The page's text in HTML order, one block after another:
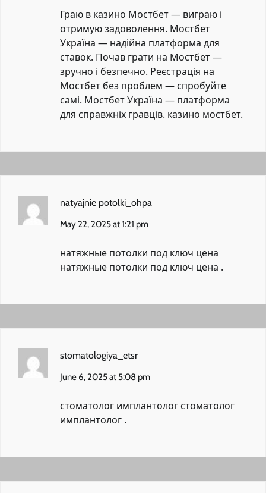
Граю в казино Мостбет — виграю і
отримую задоволення. Мостбет
Україна — надійна платформа для
ставок. Почав грати на Мостбет —
зручно і безпечно. Реєстрація на
Мостбет без проблем — спробуйте
самі. Мостбет Україна — платформа
для справжніх гравців. казино мостбет.
natyajnie potolki_ohpa
May 22, 2025 at 1:21 pm
натяжные потолки под ключ цена
натяжные потолки под ключ цена .
stomatologiya_etsr
June 6, 2025 at 5:08 pm
стоматолог имплантологстоматолог
имплантолог .